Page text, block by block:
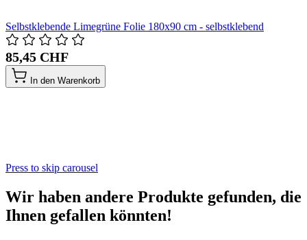
Selbstklebende Limegrüne Folie 180x90 cm - selbstklebend
85,45 CHF
In den Warenkorb
Press to skip carousel
Wir haben andere Produkte gefunden, die
Ihnen gefallen könnten!